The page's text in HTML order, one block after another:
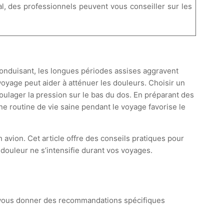
des professionnels peuvent vous conseiller sur les
les longues périodes assises aggravent
peut aider à atténuer les douleurs. Choisir un
la pression sur le bas du dos. En préparant des
routine de vie saine pendant le voyage favorise le
Cet article offre des conseils pratiques pour
ne s’intensifie durant vos voyages.
donner des recommandations spécifiques